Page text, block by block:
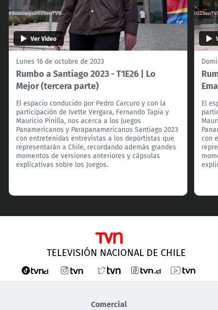
Ver Video
Lunes 16 de octubre de 2023
Rumbo a Santiago 2023 - T1E26 | Lo
Mejor (tercera parte)
El espacio conducido por Pedro Carcuro y con la
participación de Ivette Vergara, Fernando Tapia y
Mauricio Pinilla, nos acerca a los Juegos
Panamericanos y Parapanamericanos Santiago 2023
con entretenidas entrevistas a los deportistas que
representarán a Chile, recordando además grandes
momentos de versiones anteriores y cápsulas
explicativas sobre los Juegos.
El
con
TELEVISIÓN NACIONAL DE CHILE
Comercial